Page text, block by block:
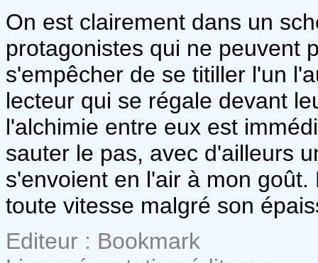
On est clairement dans un
protagonistes qui ne peuvent
s'empêcher de se titiller l'un
lecteur qui se régale devant
l'alchimie entre eux est
sauter le pas, avec d'ailleurs
s'envoient en l'air à mon
toute vitesse malgré son
Editeur : Bookmark